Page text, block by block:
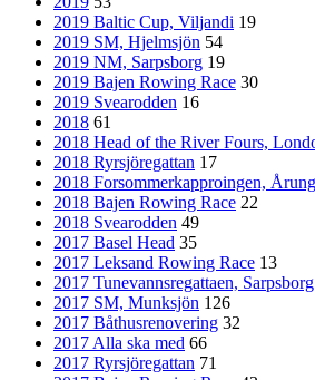
2019 Baltic Cup, Viljandi 19
2019 SM, Hjelmsjön 54
2019 NM, Sarpsborg 19
2019 Bajen Rowing Race 30
2019 Svearodden 16
2018 61
2018 Head of the River Fours,
2018 Ryrsjöregattan 17
2018 Forsommerkapproingen,
2018 Bajen Rowing Race 22
2018 Svearodden 49
2017 Basel Head 35
2017 Leksand Rowing Race 13
2017 Tunevannsregattaen, Sarpsborg
2017 SM, Munksjön 126
2017 Båthusrenovering 32
2017 Alla ska med 66
2017 Ryrsjöregattan 71